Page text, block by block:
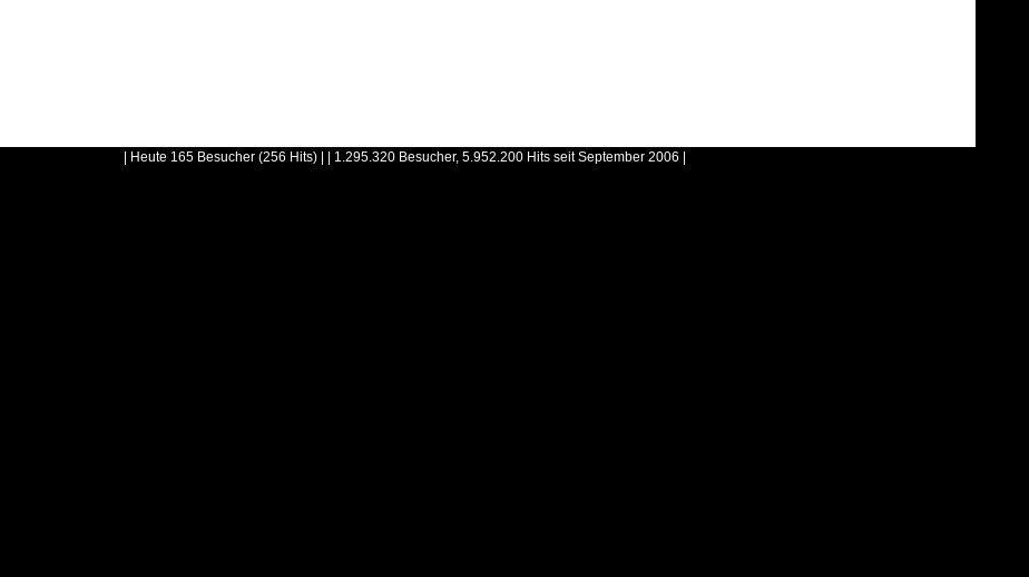
| Heute 165 Besucher (256 Hits) | | 1.295.320 Besucher, 5.952.200 Hits seit September 2006 |